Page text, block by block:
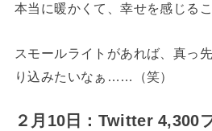
本当に暖かくて、幸せを感じる
スモールライトがあれば、真っ
り込みたいなぁ……（笑）
２月10日：Twitter 4,300